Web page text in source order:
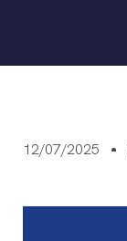
12/07/2025